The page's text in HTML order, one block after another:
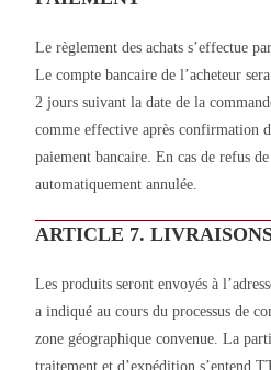
Le règlement des achats s’effectue
Le compte bancaire de l’acheteur
2 jours suivant la date de la
comme effective après confirmation
paiement bancaire. En cas de refus
automatiquement annulée.
ARTICLE 7.
Les produits seront envoyés à
a indiqué au cours du processus de
zone géographique convenue. La
traitement et d’expédition s’entend